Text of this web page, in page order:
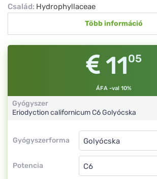
Család: Hydrophyllaceae
Több információ
1105
ÁFA -val 10%
Gyógyszer
Eriodyction californicumC6Golyócska
Gyógyszerforma
Gyógyszerforma
Potencia
Golyócska
C6